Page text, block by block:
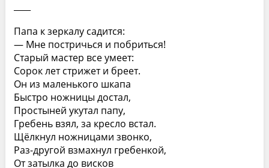
Папа к зеркалу садится:
— Мне постричься и побриться!
Старый мастер все умеет:
Сорок лет стрижет и бреет.
Он из маленького шкапа
Быстро ножницы достал,
Простыней укутал папу,
Гребень взял, за кресло встал.
Щёлкнул ножницами звонко,
Раз-другой взмахнул гребенкой,
От затылка до висков